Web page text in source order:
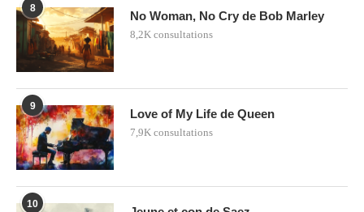
8
No Woman, No Cry de Bob Marley
8,2K consultations
9
Love of My Life de Queen
7,9K consultations
10